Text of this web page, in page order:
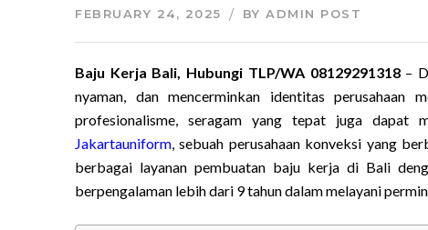
FEBRUARY 24, 2025 BY ADMIN POST
Baju Kerja Bali, Hubungi TLP/WA 08129291318–
nyaman, dan mencerminkan identitas
profesionalisme, seragam yang tepat juga dapat
Jakartauniform, sebuah perusahaan konveksi yang
berbagai layanan pembuatan baju kerja di Bali
berpengalaman lebih dari 9 tahun dalam melayani